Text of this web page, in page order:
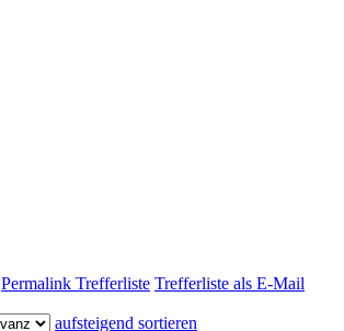
Permalink Trefferliste Trefferliste als E-Mail
aufsteigend sortieren